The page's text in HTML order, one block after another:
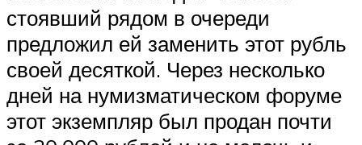
стоявший рядом в очереди
предложил ей заменить этот рубль
своей десяткой. Через несколько
дней на нумизматическом форуме
этот экземпляр был продан почти